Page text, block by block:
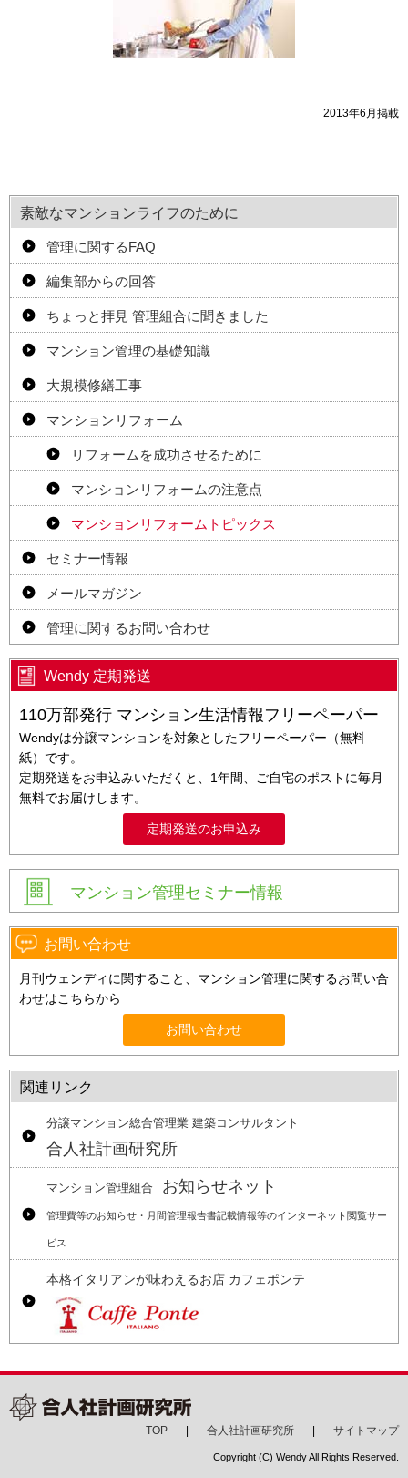
2013年6月掲載
素敵なマンションライフのために
管理に関するFAQ
編集部からの回答
ちょっと拝見 管理組合に聞きました
マンション管理の基礎知識
大規模修繕工事
マンションリフォーム
リフォームを成功させるために
マンションリフォームの注意点
マンションリフォームトピックス
セミナー情報
メールマガジン
管理に関するお問い合わせ
Wendy 定期発送
110万部発行 マンション生活情報フリーペーパー
Wendyは分譲マンションを対象としたフリーペーパー（無料
紙）です。
定期発送をお申込みいただくと、1年間、ご自宅のポストに毎月
無料でお届けします。
定期発送のお申込み
マンション管理セミナー情報
お問い合わせ
月刊ウェンディに関すること、マンション管理に関するお問い合
わせはこちらから
お問い合わせ
関連リンク
分譲マンション総合管理業 建築コンサルタント
合人社計画研究所
マンション管理組合 お知らせネット
管理費等のお知らせ・月間管理報告書記載情報等のインターネット閲覧サー
ビス
本格イタリアンが味わえるお店 カフェポンテ
TOP 合人社計画研究所 サイトマップ
Copyright (C) Wendy All Rights Reserved.